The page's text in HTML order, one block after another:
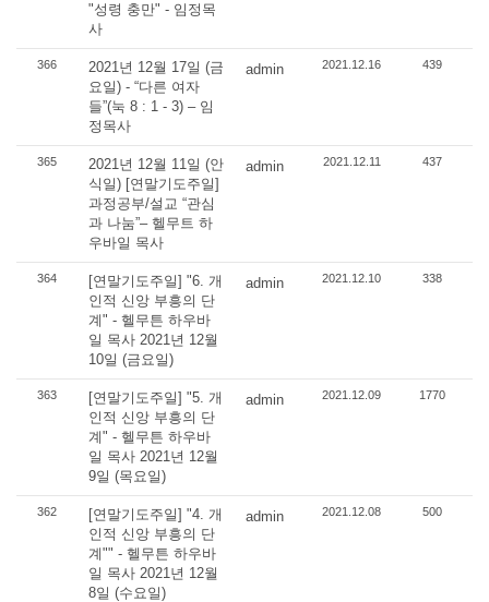
"성령 충만" - 임정목
사
366
2021년 12월 17일 (금
요일) - “다른 여자
들”(눅 8 : 1 - 3) – 임
정목사
admin 2021.12.16 439
365
2021년 12월 11일 (안
식일) [연말기도주일]
과정공부/설교 “관심
과 나눔”– 헬무트 하
우바일 목사
admin 2021.12.11 437
364
[연말기도주일] "6. 개
인적 신앙 부흥의 단
계" - 헬무튼 하우바
일 목사 2021년 12월
10일 (금요일)
admin 2021.12.10 338
363
[연말기도주일] "5. 개
인적 신앙 부흥의 단
계" - 헬무튼 하우바
일 목사 2021년 12월
9일 (목요일)
admin 2021.12.09 1770
362
[연말기도주일] "4. 개
인적 신앙 부흥의 단
계"" - 헬무튼 하우바
일 목사 2021년 12월
8일 (수요일)
admin 2021.12.08 500